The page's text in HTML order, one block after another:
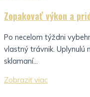
Zopakovať výkon a
Po necelom týždni
vlastný trávnik. Uplynulú
sklamaní...
Zobraziť viac